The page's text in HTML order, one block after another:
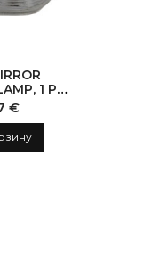
1 PC
BULB)
€